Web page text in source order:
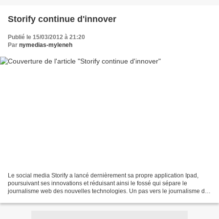
Storify continue d'innover
Publié le 15/03/2012 à 21:20
Par nymedias-myleneh
Le social media Storify a lancé dernièrement sa propre application Ipad,
poursuivant ses innovations et réduisant ainsi le fossé qui sépare le
journalisme web des nouvelles technologies. Un pas vers le journalisme de